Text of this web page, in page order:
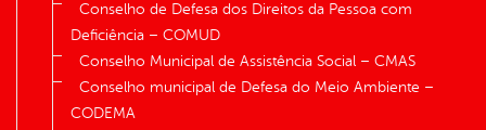
Conselho de Defesa dos Direitos da Pessoa com
Deficiência – COMUD
Conselho Municipal de Assistência Social – CMAS
Conselho municipal de Defesa do Meio Ambiente –
CODEMA